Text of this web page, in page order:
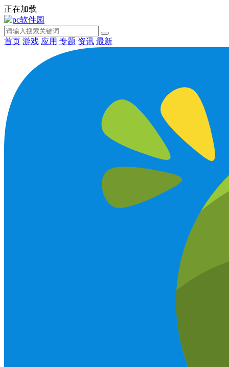
正在加载
首页 游戏 应用 专题 资讯 最新